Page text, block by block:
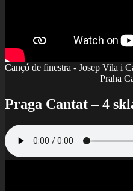
Cançó de finestra - Josep Vila i
Praha
Praga Cantat – 4